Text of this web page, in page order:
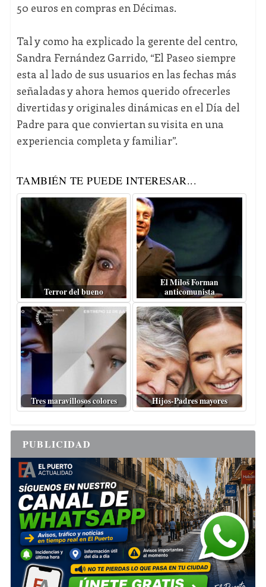
50 euros en compras en Décimas.
Tal y como ha explicado la gerente del centro,
Sandra Fernández Garrido, “El Paseo siempre
esta al lado de sus usuarios en las fechas más
señaladas y ahora hemos querido ofrecerles
divertidas y originales dinámicas en el Día del
Padre para que conviertan su visita en una
experiencia completa y familiar”.
TAMBIÉN TE PUEDE INTERESAR...
Terror del bueno
El Miloš Forman
anticomunista
Tres maravillosos colores Hijos-Padres mayores
PUBLICIDAD